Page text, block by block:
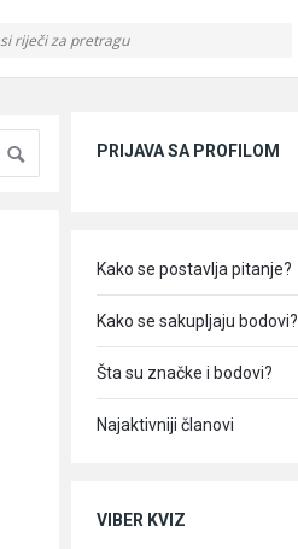
PRIJAVA SA PROFILOM
Kako se postavlja pitanje?
Kako se sakupljaju bodovi?
Šta su značke i bodovi?
Najaktivniji članovi
VIBER KVIZ